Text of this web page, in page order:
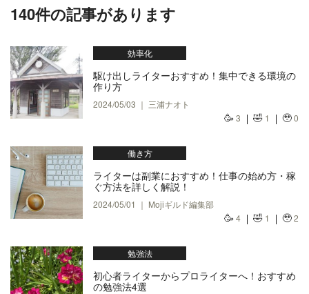
140件の記事があります
効率化
駆け出しライターおすすめ！集中できる環境の
作り方
2024/05/03 ｜ 三浦ナオト
🥳 3 🤣 1 🥹0
働き方
ライターは副業におすすめ！仕事の始め方・稼
ぐ方法を詳しく解説！
2024/05/01 ｜ Mojiギルド編集部
🥳 4 🤣 1 🥹2
勉強法
初心者ライターからプロライターへ！おすすめ
の勉強法4選